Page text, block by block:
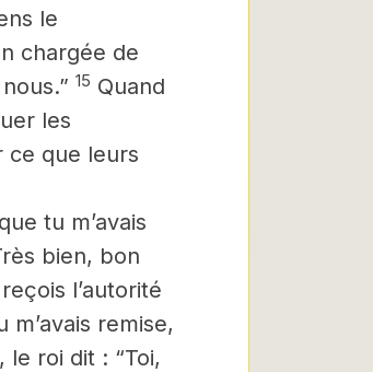
le
chargée de
15 Quand
les
ce que leurs
tu m’avais
bien, bon
l’autorité
remise,
roi dit : “Toi,